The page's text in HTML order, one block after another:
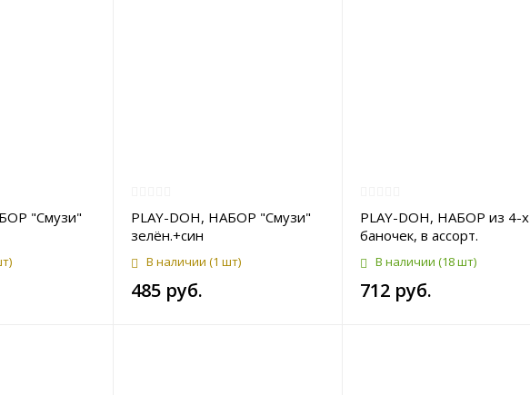
"Смузи"
PLAY-DOH, НАБОР "Смузи"
зелён.+син
В наличии (1 шт)
485 руб.
PLAY-DOH, НАБОР из 4-х
баночек, в ассорт.
В наличии (18 шт)
712 руб.